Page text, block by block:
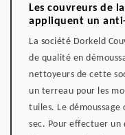
Les couvreurs de
appliquent un
La société Dorkeld
de qualité en
nettoyeurs de cette
un terreau pour les
tuiles. Le
sec. Pour effectuer